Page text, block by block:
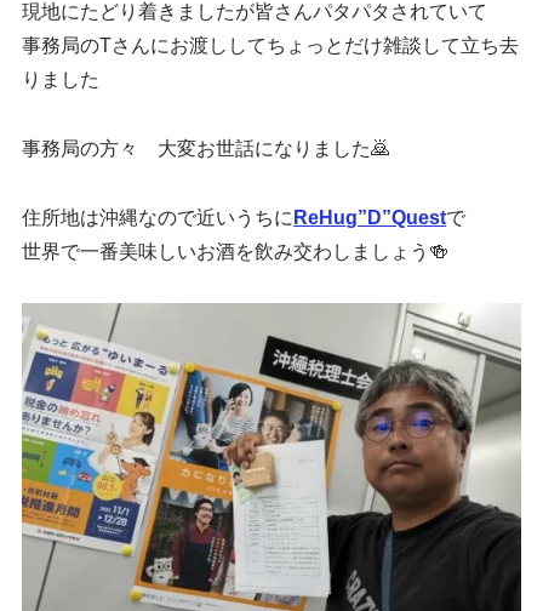
現地にたどり着きましたが皆さんパタパタされていて
事務局のTさんにお渡ししてちょっとだけ雑談して立ち去
りました
事務局の方々 大変お世話になりました🙇
住所地は沖縄なので近いうちに ReHug”D”Questで
世界で一番美味しいお酒を飲み交わしましょう🍻